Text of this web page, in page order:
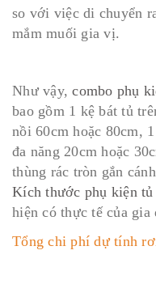
so với việc di chuyển
mắm muối gia vị.
Như vậy,combo phụ
bao gồm 1 kệ bát tủ
nồi 60cm hoặc 80cm,
đa năng 20cm hoặc
thùng rác tròn gắn
Kích thước phụ kiện tủ
hiện có thực tế của gia
Tổng chi phí dự tính